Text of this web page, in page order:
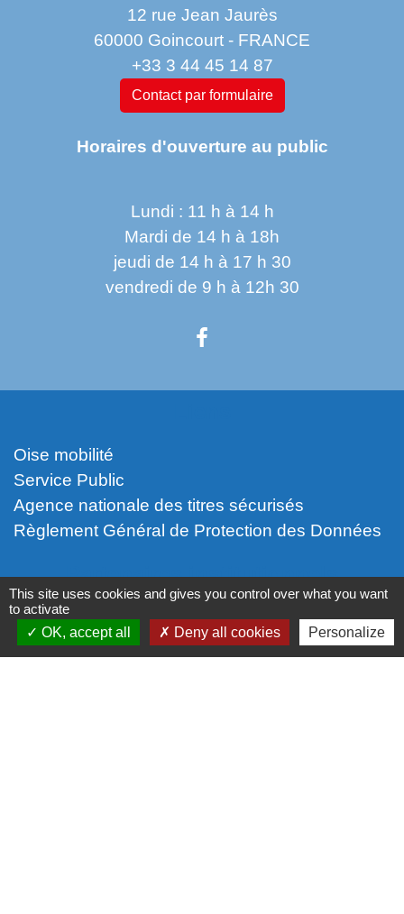
12 rue Jean Jaurès
60000 Goincourt - FRANCE
+33 3 44 45 14 87
Contact par formulaire
Horaires d'ouverture au public
Lundi : 11 h à 14 h
Mardi de 14 h à 18h
jeudi de 14 h à 17 h 30
vendredi de 9 h à 12h 30
Oise mobilité
Service Public
Agence nationale des titres sécurisés
Règlement Général de Protection des Données
Partenaires institutionnels
Communauté d'Agglo du Beauvaisis
Département de l'Oise
This site uses cookies and gives you control over what you want
to activate
OK, accept all
Deny all cookies Personalize